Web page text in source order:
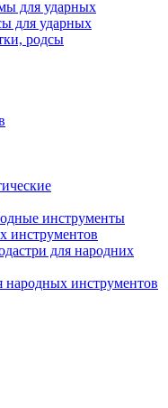
для ударных
для ударных
родсы
инструменты
инструментов
для народних
народных инструментов